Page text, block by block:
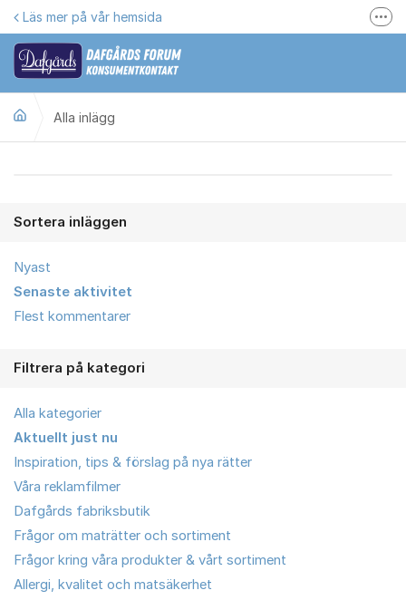
Hoppa till innehåll
Läs mer på vår hemsida
Alla inlägg
Sortera inläggen
Nyast
Senaste aktivitet
Flest kommentarer
Filtrera på kategori
Alla kategorier
Aktuellt just nu
Inspiration, tips & förslag på nya rätter
Våra reklamfilmer
Dafgårds fabriksbutik
Frågor om maträtter och sortiment
Frågor kring våra produkter & vårt sortiment
Allergi, kvalitet och matsäkerhet